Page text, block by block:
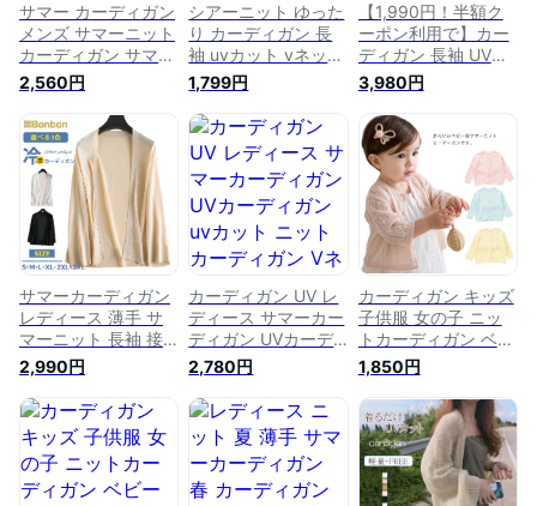
サマー カーディガン
メンズ サマーニット
カーディガン サマー
ニット 薄手 無地 ニ
ットソー 薄手 ジャ
ケット 長袖 ロング
温度調節 uv対策 UV
カット 冷房対策 オ
フィス カジュアル
メンズ服 ロングカー
ディガン 軽量 紫外
線対策 春服 春 夏服
夏 ビジネス 送料無
料
2,560円
シアーニット ゆった
り カーディガン 長
袖 uvカット vネック
サマーカーディガン
uvカット 接触冷感
薄手 涼しい 春夏 ク
ルーネック Vネック
ニットカーディガン
春 夏 サマーニット
トップス 羽織 通勤
紫外線対策 オフィス
冷房対策 日焼け止め
1,799円
【1,990円！半額ク
ーポン利用で】カー
ディガン 長袖 UVカ
ットパーカー 接触冷
感 シアーニット レ
ディース サマー 春
夏 薄手 涼しい vネッ
ク ゆったり ニット
カーディガン 春 夏
サマーニット トップ
ス 羽織 紫外線対策
オフィス 冷房対策
カーディガン夏 韓国
ファッション
3,980円
サマーカーディガン
レディース 薄手 サ
マーニット 長袖 接
触冷感 カーディガン
uvカット 透け感 羽
織 紫外線対策 冷房
対策 日焼け防止 ト
ップス 通勤 春 夏
2,990円
カーディガン UV レ
ディース サマーカー
ディガン UVカーデ
ィガン uvカット ニ
ットカーディガン V
ネック 紫外線ケア
冷房対策 通勤 紫外
線対策 オフィス カ
ジュアル 日焼け止め
ゆったり 春 夏 体型
2,780円
カーディガン キッズ
子供服 女の子 ニッ
トカーディガン ベビ
ー サマーニット 長
袖 トップス 紫外線
カット UVカット 冷
房対策 ニット 羽織
り 薄手 春 夏 秋 送料
無料
1,850円